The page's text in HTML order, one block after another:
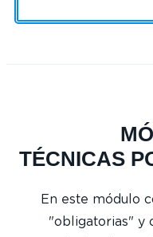
TÉCNICAS
En este módulo
"obligatorias" y